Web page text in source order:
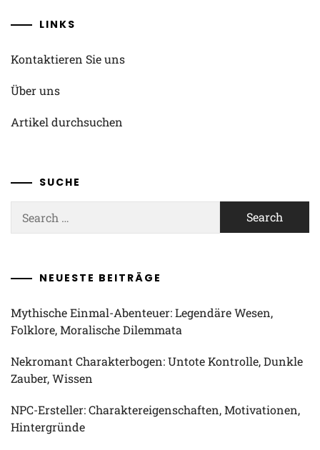
LINKS
Kontaktieren Sie uns
Über uns
Artikel durchsuchen
SUCHE
for:
NEUESTE BEITRÄGE
Mythische Einmal-Abenteuer: Legendäre Wesen,
Folklore, Moralische Dilemmata
Nekromant Charakterbogen: Untote Kontrolle, Dunkle
Zauber, Wissen
NPC-Ersteller: Charaktereigenschaften, Motivationen,
Hintergründe